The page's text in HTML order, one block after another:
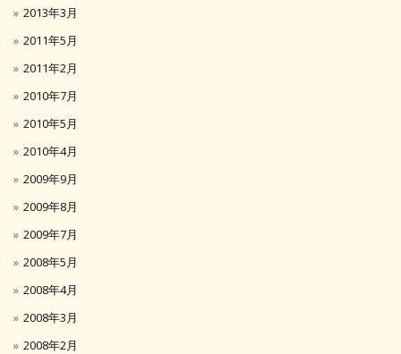
2013年3月
2011年5月
2011年2月
2010年7月
2010年5月
2010年4月
2009年9月
2009年8月
2009年7月
2008年5月
2008年4月
2008年3月
2008年2月